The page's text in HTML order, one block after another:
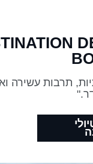
תרבות עשירה